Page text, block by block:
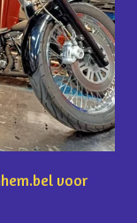
voor